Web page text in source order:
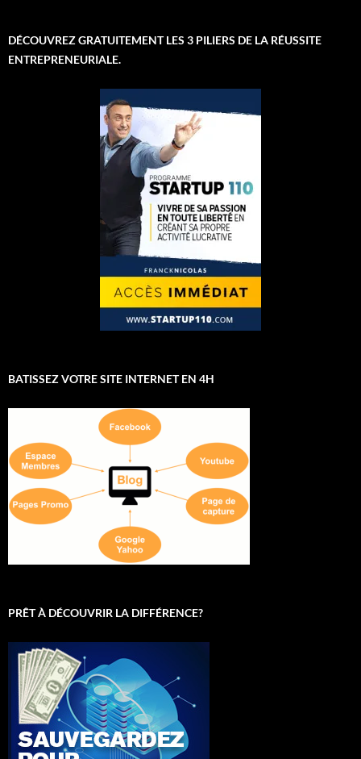
DÉCOUVREZ GRATUITEMENT LES 3 PILIERS DE LA RÉUSSITE
ENTREPRENEURIALE.
BATISSEZ VOTRE SITE INTERNET EN 4H
PRÊT À DÉCOUVRIR LA DIFFÉRENCE?